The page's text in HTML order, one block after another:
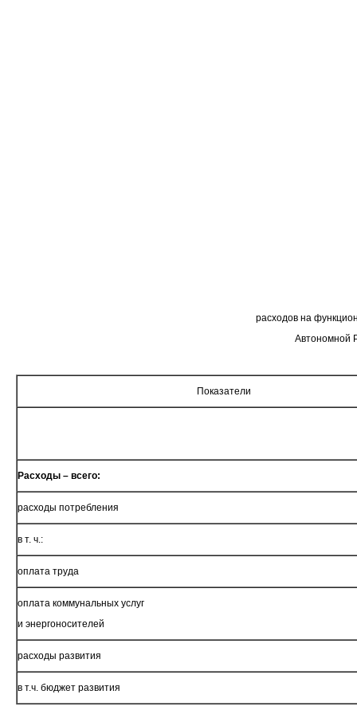
расходов на
Автономной
Показатели
Расходы – всего:
расходы потребления
в т. ч.:
оплата труда
оплата коммунальных услуг
и энергоносителей
расходы развития
в т.ч. бюджет развития